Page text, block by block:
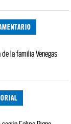
la familia Venegas